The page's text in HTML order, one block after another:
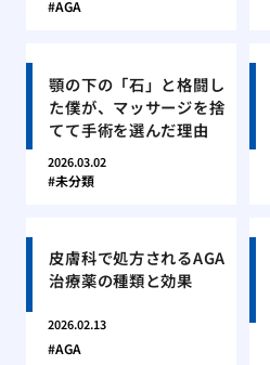
AGA
顎の下の「石」と格闘し
た僕が、マッサージを捨
てて手術を選んだ理由
2026.03.02
未分類
皮膚科で処方されるAGA
治療薬の種類と効果
2026.02.13
AGA